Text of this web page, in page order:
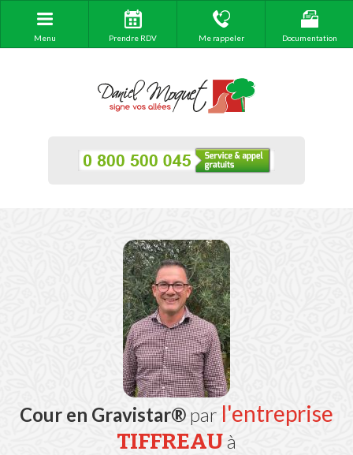
Menu Prendre RDV Me rappeler Documentation
Cour en Gravistar® par l'entreprise
TIFFREAUà